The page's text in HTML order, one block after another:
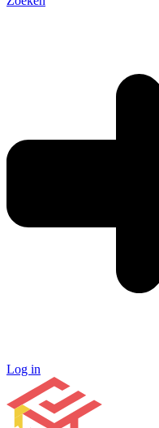
Log in